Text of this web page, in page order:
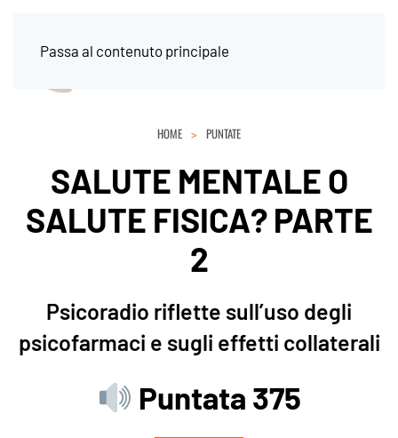
Passa al contenuto principale
HOME PUNTATE
SALUTE MENTALE O
SALUTE FISICA? PARTE
2
Psicoradio riflette sull’uso degli
psicofarmaci e sugli effetti collaterali
Puntata 375